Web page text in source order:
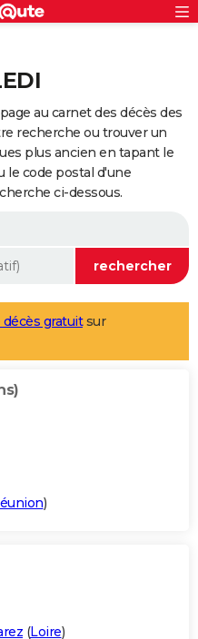
au carnet des décès des
recherche ou trouver un
plus ancien en tapant le
le code postal d'une
ci-dessous.
décès gratuitsur
)
(Loire)